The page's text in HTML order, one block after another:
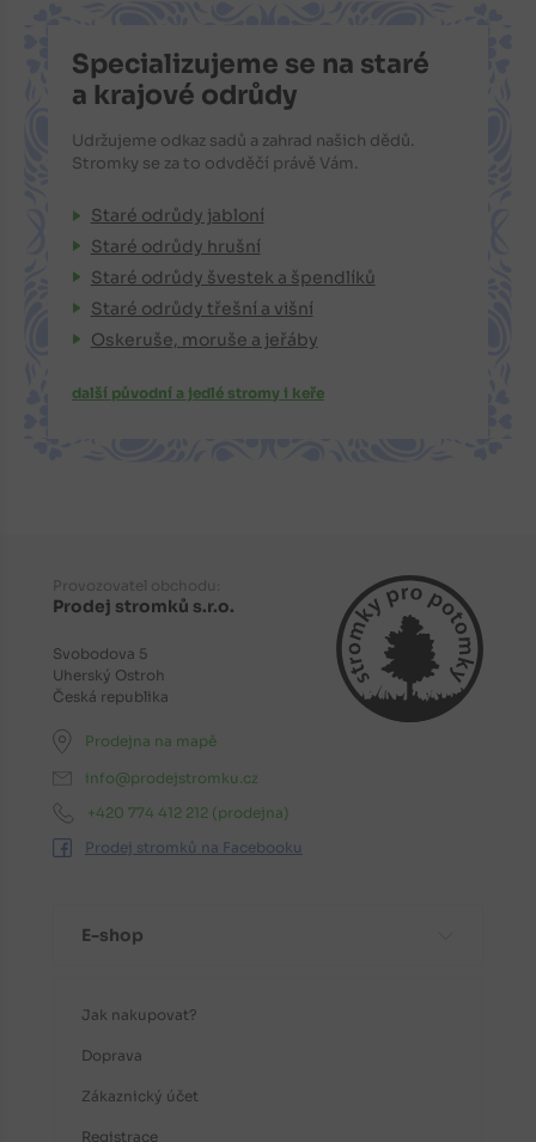
Specializujeme se na staré
a krajové odrůdy
Udržujeme odkaz sadů a zahrad našich dědů.
Stromky se za to odvděčí právě Vám.
Staré odrůdy jabloní
Staré odrůdy hrušní
Staré odrůdy švestek a špendlíků
Staré odrůdy třešní a višní
Oskeruše, moruše a jeřáby
další původní a jedlé stromy i keře
Provozovatel obchodu:
Prodej stromků s.r.o.
Svobodova 5
Uherský Ostroh
Česká republika
Prodejna na mapě
info@prodejstromku.cz
+420 774 412 212 (prodejna)
Prodej stromků na Facebooku
E-shop
Jak nakupovat?
Doprava
Zákaznický účet
Registrace